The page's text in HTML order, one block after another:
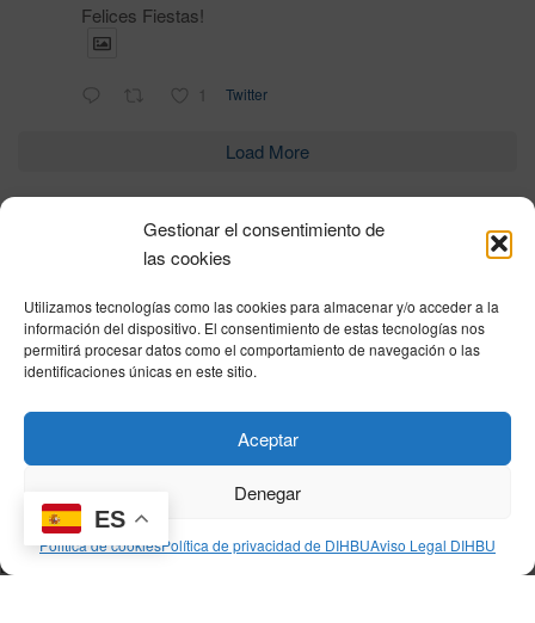
Gestionar el consentimiento de
las cookies
Utilizamos tecnologías como las cookies para almacenar y/o acceder a la
información del dispositivo. El consentimiento de estas tecnologías nos
permitirá procesar datos como el comportamiento de navegación o las
identificaciones únicas en este sitio.
Aceptar
Denegar
Política de cookiesPolítica de privacidad de DIHBUAviso Legal DIHBU
Felices Fiestas!
1 Twitter
Load More
HOME
Privacy Policy|Legal Notice |Cookies Policy|DNSH|Home
© DIHBU 2026
ES
[mec-single id="54943"]